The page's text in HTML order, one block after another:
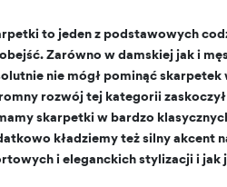
to jeden z podstawowych
Zarówno w damskiej jak i
nie mógł pominąć
rozwój tej kategorii
skarpetki w bardzo
kładziemy też silny akcent
i eleganckich stylizacji i jak